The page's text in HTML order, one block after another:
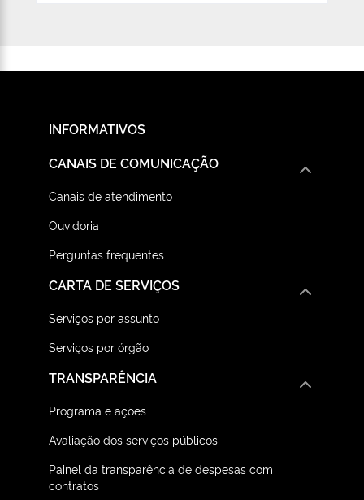
INFORMATIVOS
CANAIS DE COMUNICAÇÃO
Canais de atendimento
Ouvidoria
Perguntas frequentes
CARTA DE SERVIÇOS
Serviços por assunto
Serviços por órgão
TRANSPARÊNCIA
Programa e ações
Avaliação dos serviços públicos
Painel da transparência de despesas com
contratos